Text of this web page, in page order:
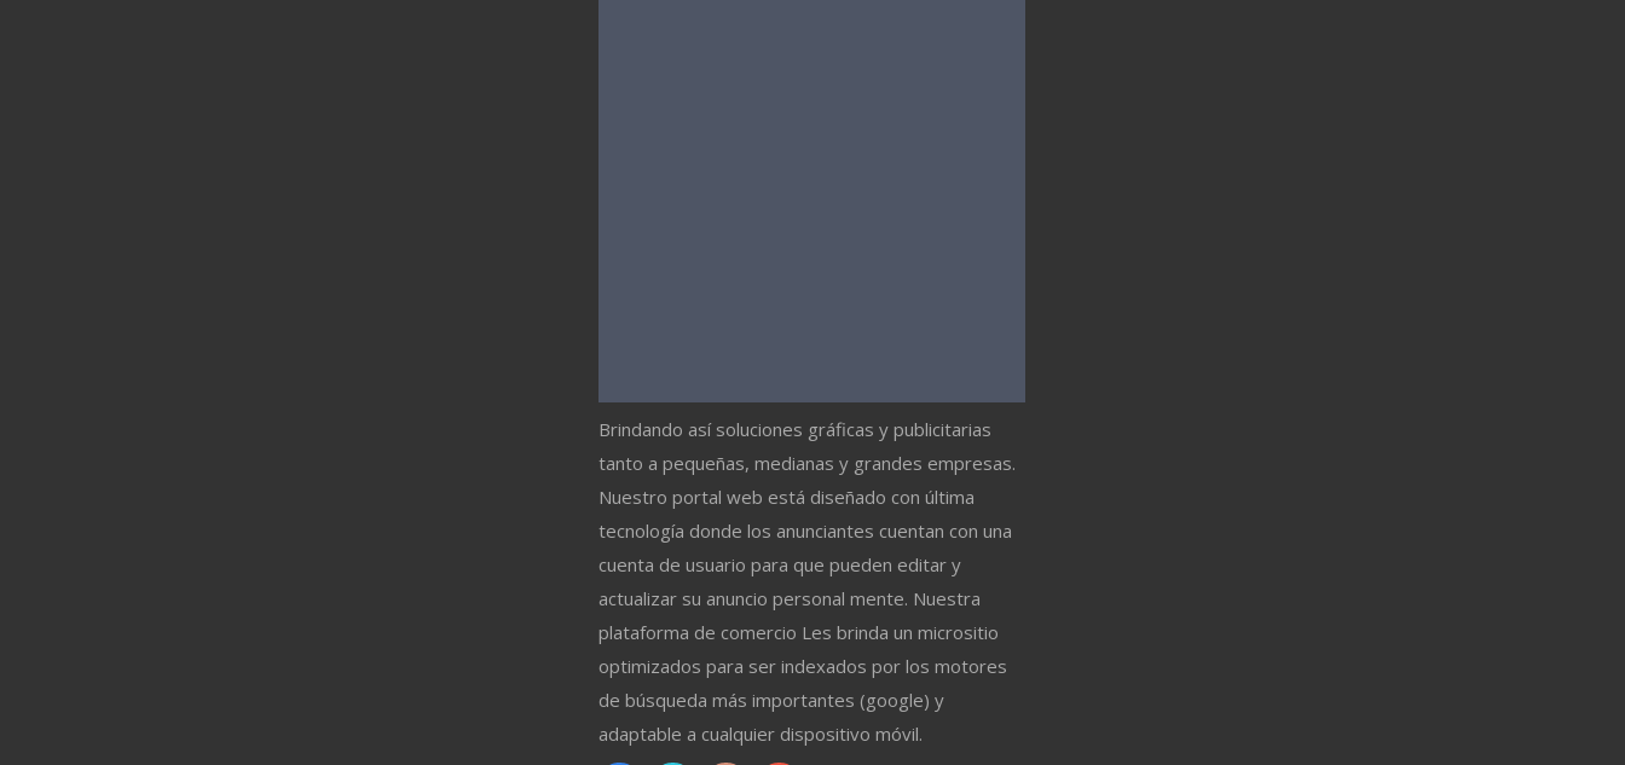
Brindando así soluciones gráficas y publicitarias
tanto a pequeñas, medianas y grandes empresas.
Nuestro portal web está diseñado con última
tecnología donde los anunciantes cuentan con una
cuenta de usuario para que pueden editar y
actualizar su anuncio personal mente. Nuestra
plataforma de comercio Les brinda un micrositio
optimizados para ser indexados por los motores
de búsqueda más importantes (google) y
adaptable a cualquier dispositivo móvil.